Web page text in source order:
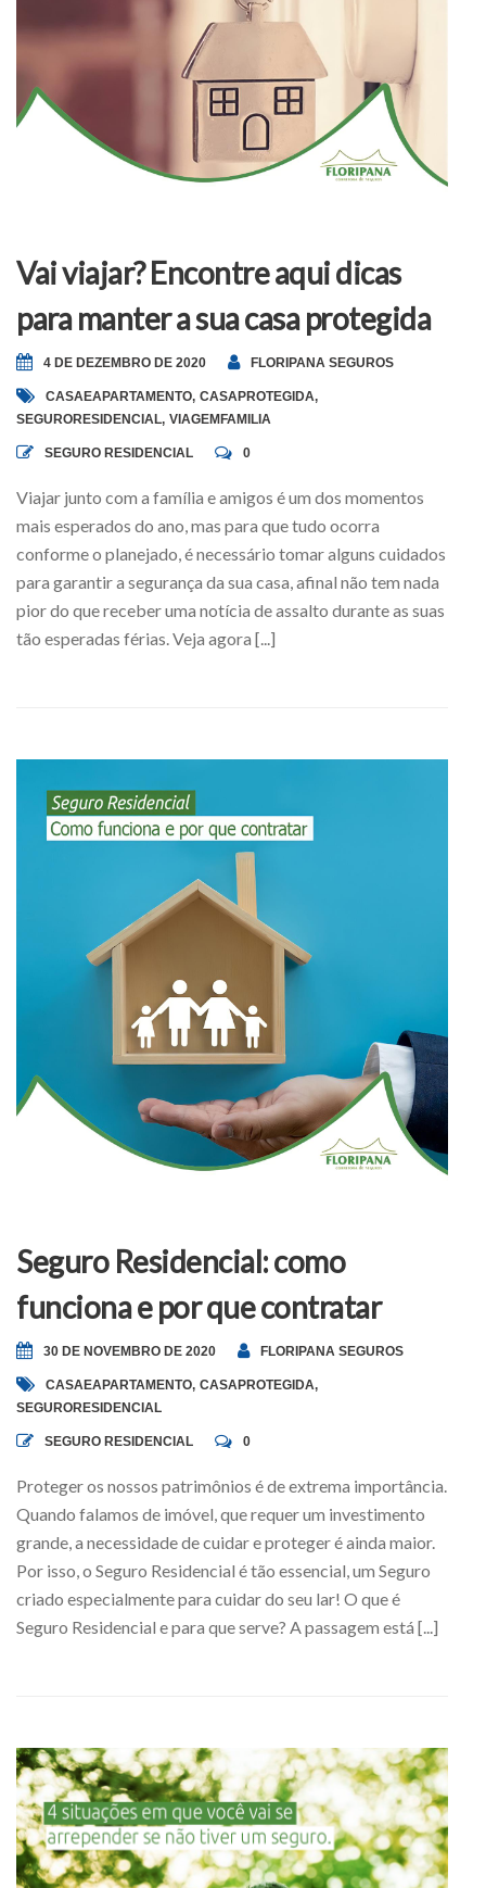
Vai viajar? Encontre aqui dicas
para manter a sua casa protegida
4 DE DEZEMBRO DE 2020 FLORIPANA SEGUROS
CASAEAPARTAMENTO, CASAPROTEGIDA,
SEGURORESIDENCIAL, VIAGEMFAMILIA
SEGURO RESIDENCIAL 0
Viajar junto com a família e amigos é um dos momentos
mais esperados do ano, mas para que tudo ocorra
conforme o planejado, é necessário tomar alguns cuidados
para garantir a segurança da sua casa, afinal não tem nada
pior do que receber uma notícia de assalto durante as suas
tão esperadas férias. Veja agora [...]
Seguro Residencial: como
funciona e por que contratar
30 DE NOVEMBRO DE 2020 FLORIPANA SEGUROS
CASAEAPARTAMENTO, CASAPROTEGIDA,
SEGURORESIDENCIAL
SEGURO RESIDENCIAL 0
Proteger os nossos patrimônios é de extrema importância.
Quando falamos de imóvel, que requer um investimento
grande, a necessidade de cuidar e proteger é ainda maior.
Por isso, o Seguro Residencial é tão essencial, um Seguro
criado especialmente para cuidar do seu lar! O que é
Seguro Residencial e para que serve? A passagem está [...]